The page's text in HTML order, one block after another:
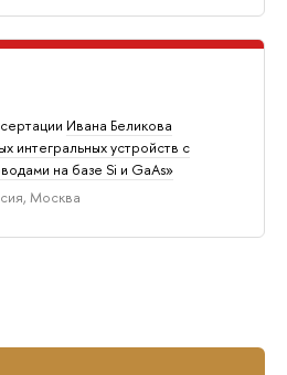
Ивана Беликова
интегральных устройств с
на базе Si и GaAs»
Москва